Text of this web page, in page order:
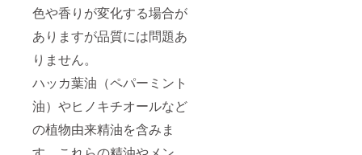
色や香りが変化する場合が
ありますが品質には問題あ
りません。
ハッカ葉油（ペパーミント
油）やヒノキチオールなど
の植物由来精油を含みま